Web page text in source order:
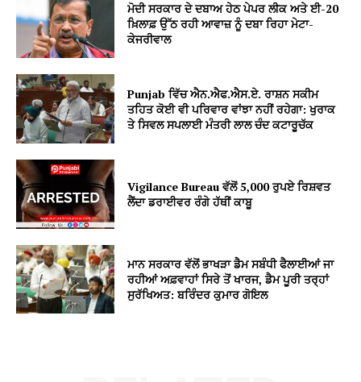
ਮੋਦੀ ਸਰਕਾਰ ਦੇ ਦਬਾਅ ਹੇਠ ਪੇਪਰ ਲੀਕ ਅਤੇ ਈ-20
ਖ਼ਿਲਾਫ਼ ਉੱਠ ਰਹੀ ਆਵਾਜ਼ ਨੂੰ ਦਬਾ ਰਿਹਾ ਮੇਟਾ-
ਕੇਜਰੀਵਾਲ
Punjab ਵਿੱਚ ਐਨ.ਐਫ.ਐਸ.ਏ. ਰਾਸ਼ਨ ਸਕੀਮ
ਤਹਿਤ ਕੋਈ ਵੀ ਪਰਿਵਾਰ ਵਾਂਝਾ ਨਹੀਂ ਰਹੇਗਾ: ਖੁਰਾਕ
ਤੇ ਸਿਵਲ ਸਪਲਾਈ ਮੰਤਰੀ ਲਾਲ ਚੰਦ ਕਟਾਰੂਚੱਕ
Vigilance Bureau ਵੱਲੋਂ 5,000 ਰੁਪਏ ਰਿਸ਼ਵਤ
ਲੈਂਦਾ ਡਰਾਈਵਰ ਰੰਗੇ ਹੱਥੀਂ ਕਾਬੂ
ਮਾਨ ਸਰਕਾਰ ਵੱਲੋਂ ਭਾਖੜਾ ਡੈਮ ਸਬੰਧੀ ਫੈਲਾਈਆਂ ਜਾ
ਰਹੀਆਂ ਅਫ਼ਵਾਹਾਂ ਸਿਰੇ ਤੋਂ ਖਾਰਜ, ਡੈਮ ਪੂਰੀ ਤਰ੍ਹਾਂ
ਸੁਰੱਖਿਅਤ: ਬਰਿੰਦਰ ਕੁਮਾਰ ਗੋਇਲ